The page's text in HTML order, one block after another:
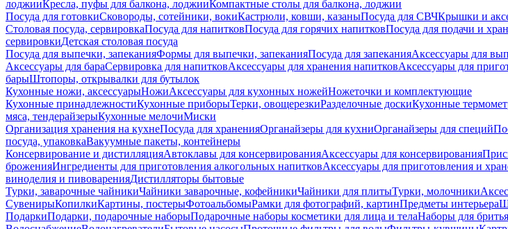
лоджииКресла, пуфы для балкона, лоджииКомпактные столы для балкона, лоджии
Посуда для готовкиСковороды, сотейники, вокиКастрюли, ковши, казаныПосуда для СВЧКрышки и
Столовая посуда, сервировкаПосуда для напитковПосуда для горячих напитковПосуда для подачи и
сервировкиДетская столовая посуда
Посуда для выпечки, запеканияФормы для выпечки, запеканияПосуда для запеканияАксессуары для
Аксессуары для бараСервировка для напитковАксессуары для хранения напитковАксессуары для
барыШтопоры, открывалки для бутылок
Кухонные ножи, аксессуарыНожиАксессуары для кухонных ножейНожеточки и комплектующие
Кухонные принадлежностиКухонные приборыТерки, овощерезкиРазделочные доскиКухонные
мяса, тендерайзерыКухонные мелочиМиски
Организация хранения на кухнеПосуда для храненияОрганайзеры для кухниОрганайзеры для специй
посуда, упаковкаВакуумные пакеты, контейнеры
Консервирование и дистилляцияАвтоклавы для консервированияАксессуары для консервирования
броженияИнгредиенты для приготовления алкогольных напитковАксессуары для приготовления и
виноделия и пивоваренияДистилляторы бытовые
Турки, заварочные чайникиЧайники заварочные, кофейникиЧайники для плитыТурки, молочники
СувенирыКопилкиКартины, постерыФотоальбомыРамки для фотографий, картинПредметы интерьера
ПодаркиПодарки, подарочные наборыПодарочные наборы косметики для лица и телаНаборы для бритья